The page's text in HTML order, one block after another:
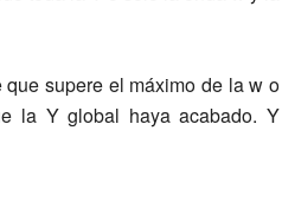
supere el máximo de la w o
la Y global haya acabado. Y